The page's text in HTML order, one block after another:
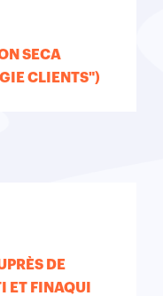
SECA
CLIENTS")
DE
ET FINAQUI